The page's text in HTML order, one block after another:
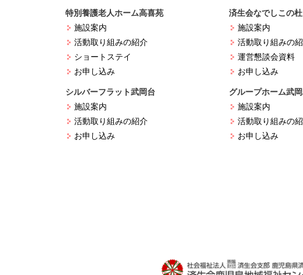
特別養護老人ホーム高喜苑
施設案内
活動取り組みの紹介
ショートステイ
お申し込み
シルバーフラット武岡台
施設案内
活動取り組みの紹介
お申し込み
済生会なでしこの杜
施設案内
活動取り組みの
運営懇談会資料
お申し込み
グループホーム武
施設案内
活動取り組みの
お申し込み